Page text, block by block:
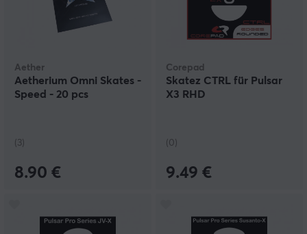
Aether
Aetherium Omni Skates -
Speed - 20 pcs
(3)
8.90 €
Corepad
Skatez CTRL für Pulsar
X3 RHD
(0)
9.49 €